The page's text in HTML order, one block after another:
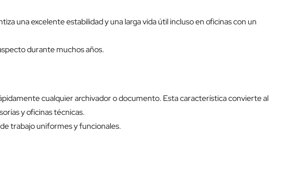
una excelente estabilidad y una larga vida útil incluso en oficinas con un
durante muchos años.
cualquier archivador o documento. Esta característica convierte al
y oficinas técnicas.
trabajo uniformes y funcionales.